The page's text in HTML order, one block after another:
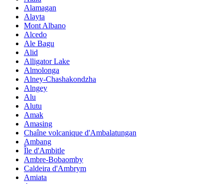
Alamagan
Alayta
Mont Albano
Alcedo
Ale Bagu
Alid
Alligator Lake
Almolonga
Alney-Chashakondzha
Alngey
Alu
Alutu
Amak
Amasing
Chaîne volcanique d'Ambalatungan
Ambang
Île d'Ambitle
Ambre-Bobaomby
Caldeira d'Ambrym
Amiata